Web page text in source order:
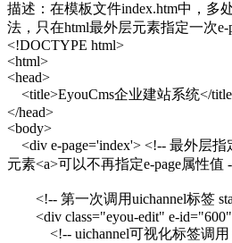
描述：在模板文件index.htm中，多
法，只在html最外层元素指定一次e-
<!DOCTYPE html>
<html>
<head>
<title>EyouCms企业建站系统</
</head>
<body>
<div e-page='index'> <!-- 最外层指
元素<a>可以不再指定e-page属性值
<!-- 第一次调用uichannel标签
<div class="eyou-edit" e-id="600"
<!-- uichannel可视化标签调用